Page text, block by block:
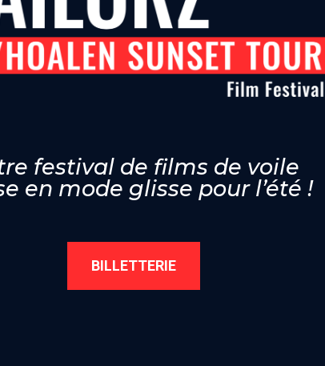
festival de films de voile
en mode glisse pour l’été !
BILLETTERIE